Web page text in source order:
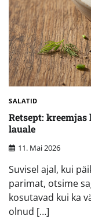
SALATID
Retsept:
lauale
11. Mai 2026
Suvisel ajal, kui
parimat, otsime
kosutavad kui ka
olnud […]